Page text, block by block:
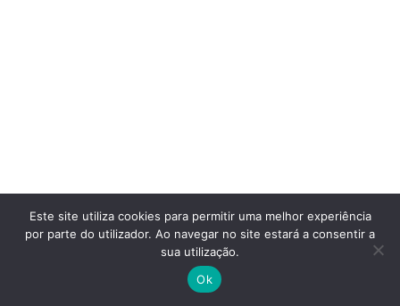
Este site utiliza cookies para permitir uma melhor experiência
por parte do utilizador. Ao navegar no site estará a consentir a
sua utilização.
Ok